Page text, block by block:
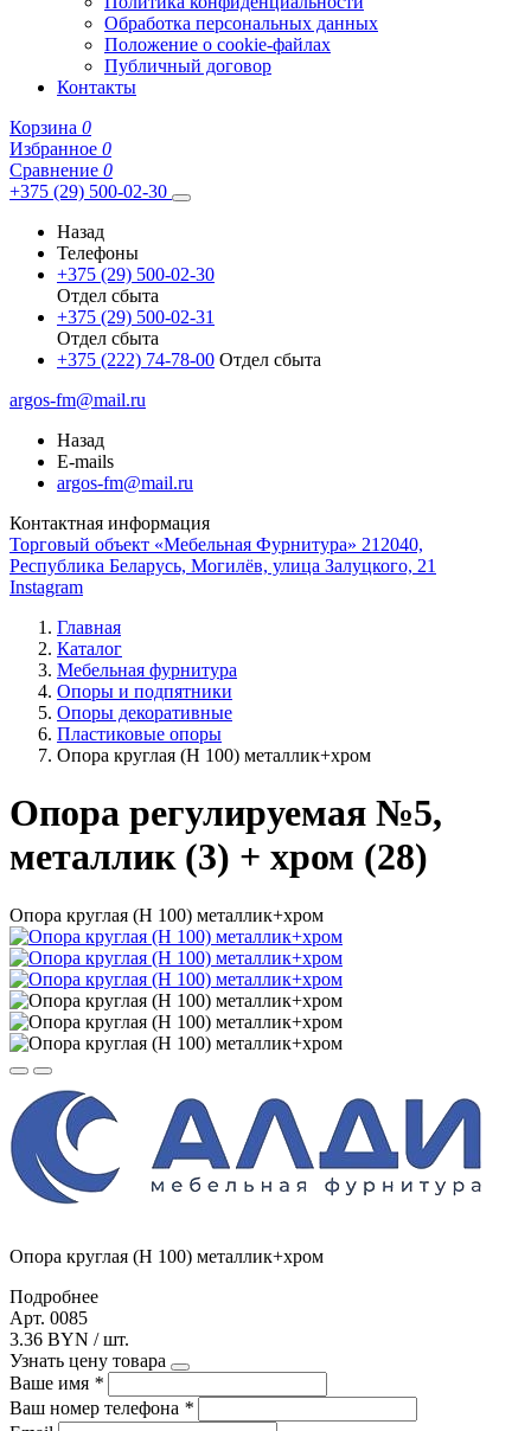
Обработка персональных данных
Положение о cookie-файлах
Публичный договор
Контакты
Корзина 0
Избранное 0
Сравнение 0
+375 (29) 500-02-30
Назад
Телефоны
+375 (29) 500-02-30
Отдел сбыта
+375 (29) 500-02-31
Отдел сбыта
+375 (222) 74-78-00 Отдел сбыта
argos-fm@mail.ru
Назад
E-mails
argos-fm@mail.ru
Контактная информация
Торговый объект «Мебельная Фурнитура» 212040,
Республика Беларусь, Могилёв, улица Залуцкого, 21
Instagram
Главная
Каталог
Мебельная фурнитура
Опоры и подпятники
Опоры декоративные
Пластиковые опоры
Опора круглая (Н 100) металлик+хром
Опора регулируемая №5,
металлик (3) + хром (28)
Опора круглая (Н 100) металлик+хром
Опора круглая (Н 100) металлик+хром
Подробнее
Арт. 0085
3.36 BYN / шт.
Узнать цену товара
Ваше имя *
Ваш номер телефона *